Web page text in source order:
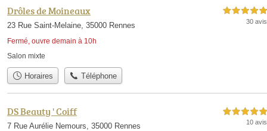
Drôles de Moineaux
23 Rue Saint-Melaine, 35000 Rennes
Fermé, ouvre demain à 10h
5,0 étoiles sur 5
30 avis
Salon mixte
Horaires Téléphone
DS Beauty ' Coiff
7 Rue Aurélie Nemours, 35000 Rennes
5,0 étoiles sur 5
10 avis